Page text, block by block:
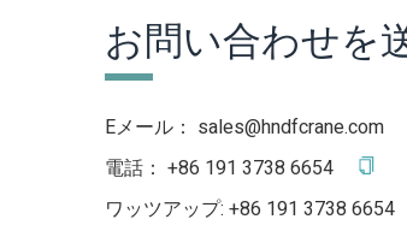
お問い合わせを
Eメール： sales@hndfcrane.com
電話： +86 191 3738 6654
ワッツアップ: +86 191 3738 6654